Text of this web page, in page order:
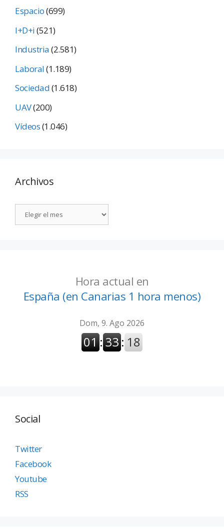
Espacio(699)
I+D+i(521)
Industria(2.581)
Laboral(1.189)
Sociedad(1.618)
UAV(200)
Vídeos(1.046)
Archivos
Hora actual en
España (en Canarias 1 hora menos)
Social
Twitter
Facebook
Youtube
RSS